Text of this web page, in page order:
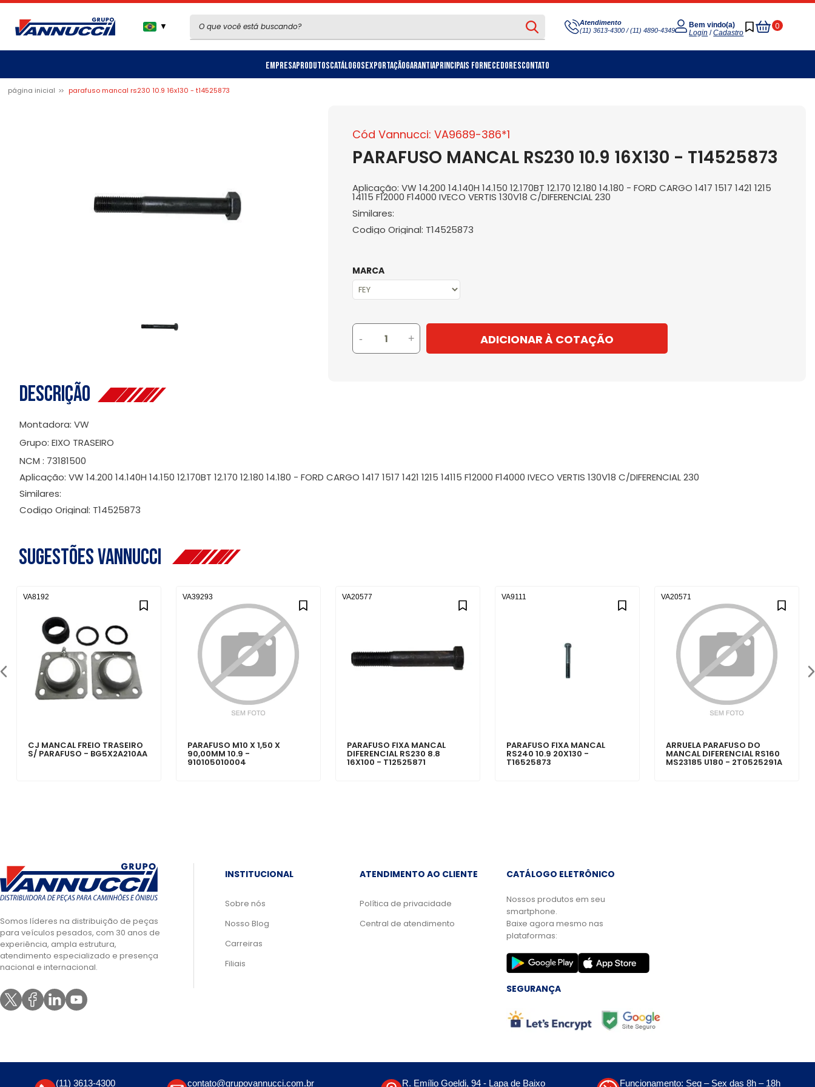
▼
Atendimento
(11) 3613-4300 / (11) 4890-4349
Bem vindo(a)
Login /Cadastro
0
Meu
Carrinho
EmpresaProdutosCatálogosExportaçãoGarantiaPrincipais FornecedoresContato
página inicial parafuso mancal rs230 10.9 16x130 - t14525873
Cód Vannucci: VA9689-386*1
PARAFUSO MANCAL RS230 10.9 16X130 - T14525873
Aplicação: VW 14.200 14.140H 14.150 12.170BT 12.170 12.180 14.180 - FORD CARGO 1417 1517 1421 1215
14115 F12000 F14000 IVECO VERTIS 130V18 C/DIFERENCIAL 230
Similares:
Codigo Original: T14525873
MARCA
- + ADICIONAR À COTAÇÃO
Descrição
Montadora: VW
Grupo: EIXO TRASEIRO
NCM : 73181500
Aplicação: VW 14.200 14.140H 14.150 12.170BT 12.170 12.180 14.180 - FORD CARGO 1417 1517 1421 1215 14115 F12000 F14000 IVECO VERTIS 130V18 C/DIFERENCIAL 230
Similares:
Codigo Original: T14525873
Sugestões Vannucci
CJ MANCAL FREIO TRASEIRO
S/ PARAFUSO - BG5X2A210AA
VA8192
PARAFUSO M10 X 1,50 X
90,00MM 10.9 -
910105010004
VA39293
PARAFUSO FIXA MANCAL
DIFERENCIAL RS230 8.8
16X100 - T12525871
VA20577
PARAFUSO FIXA MANCAL
RS240 10.9 20X130 -
T16525873
VA9111
ARRUELA PARAFUSO DO
MANCAL DIFERENCIAL RS160
MS23185 U180 - 2T0525291A
VA20571
Somos líderes na distribuição de peças
para veículos pesados, com 30 anos de
experiência, ampla estrutura,
atendimento especializado e presença
nacional e internacional.
INSTITUCIONAL
Sobre nós
Nosso Blog
Carreiras
Filiais
ATENDIMENTO AO CLIENTE
Política de privacidade
Central de atendimento
CATÁLOGO ELETRÔNICO
Nossos produtos em seu
smartphone.
Baixe agora mesmo nas
plataformas:
SEGURANÇA
(11) 3613-4300 contato@grupovannucci.com.br R. Emílio Goeldi, 94 - Lapa de Baixo Funcionamento: Seg – Sex das 8h – 18h